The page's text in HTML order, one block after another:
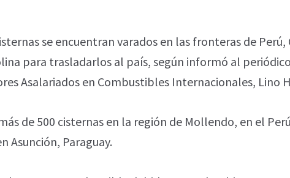
se encuentran varados en las fronteras de Perú,
para trasladarlos al país, según informó al
Asalariados en Combustibles Internacionales, Lino
de 500 cisternas en la región de Mollendo, en el
Asunción, Paraguay.